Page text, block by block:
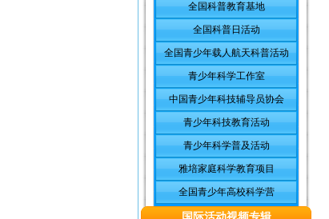
全国科普教育基地
全国科普日活动
全国青少年载人航天科普活动
青少年科学工作室
中国青少年科技辅导员协会
青少年科技教育活动
青少年科学普及活动
雅培家庭科学教育项目
全国青少年高校科学营